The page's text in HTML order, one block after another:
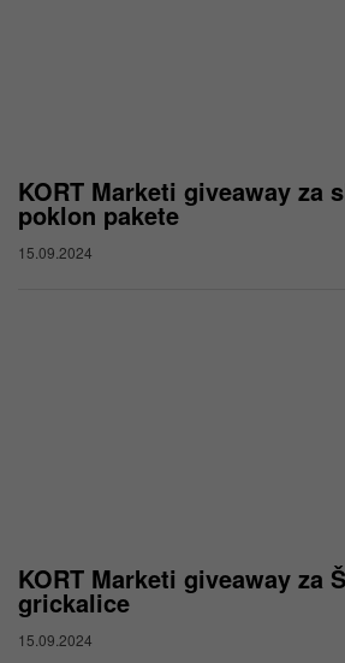
KORT Marketi giveaway za
poklon pakete
15.09.2024
KORT Marketi giveaway za
grickalice
15.09.2024